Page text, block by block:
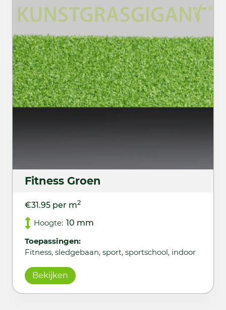
Fitness Groen
€31.95 per m2
Hoogte: 10 mm
Toepassingen:
Fitness, sledgebaan, sport, sportschool, indoor
Bekijken